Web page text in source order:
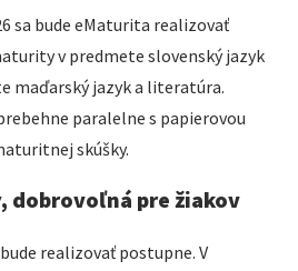
sa bude eMaturita realizovať
v predmete slovenský jazyk
maďarský jazyk a literatúra.
paralelne s papierovou
skúšky.
dobrovoľná pre žiakov
realizovať postupne. V